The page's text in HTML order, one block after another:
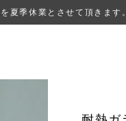
夏季休業とさせて頂きます。